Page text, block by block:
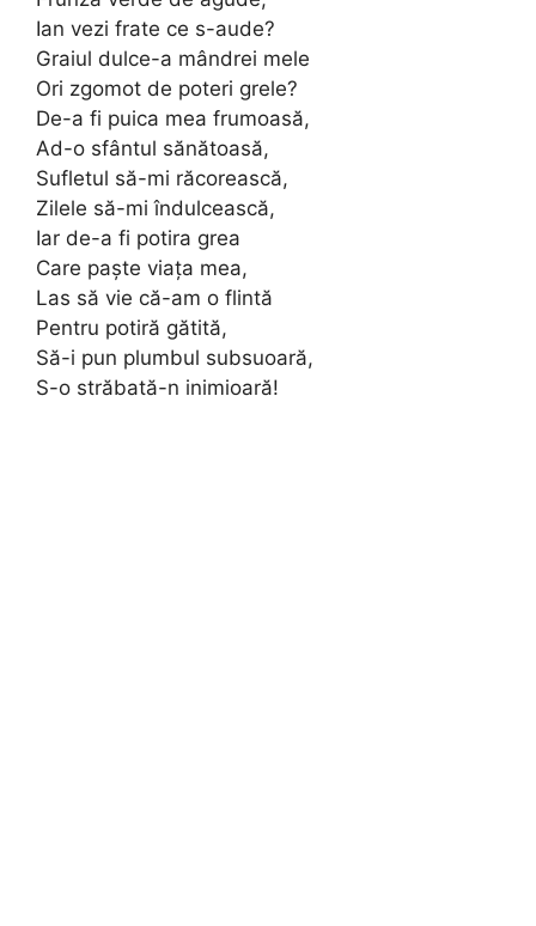
Ian vezi frate ce s-aude?
Graiul dulce-a mândrei mele
Ori zgomot de poteri grele?
De-a fi puica mea frumoasă,
Ad-o sfântul sănătoasă,
Sufletul să-mi răcorească,
Zilele să-mi îndulcească,
Iar de-a fi potira grea
Care paşte viaţa mea,
Las să vie că-am o flintă
Pentru potiră gătită,
Să-i pun plumbul subsuoară,
S-o străbată-n inimioară!